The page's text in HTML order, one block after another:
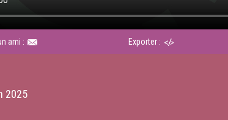
ami : Exporter :
2025